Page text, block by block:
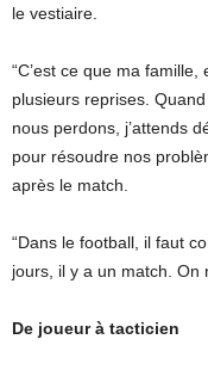
le vestiaire.
“C’est ce que ma
plusieurs reprises.
nous perdons, j’attends
pour résoudre nos
après le match.
“Dans le football, il faut
jours, il y a un match. On
De joueur à tacticien